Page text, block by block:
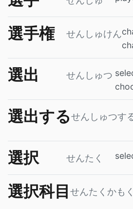
選手権 せんしゅけん
選出 せんしゅつ
選出するせんしゅつす
選択 せんたく
選択科目 せんたくかもく